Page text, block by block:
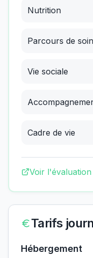
Nutrition
Parcours de
Vie sociale
Cadre de vie
Voir
Tarifs
Hébergement